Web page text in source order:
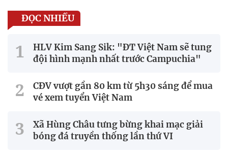
ĐỌC NHIỀU
HLV Kim Sang Sik: "ĐT Việt Nam sẽ tung
đội hình mạnh nhất trước Campuchia"
CĐV vượt gần 80 km từ 5h30 sáng để mua
vé xem tuyển Việt Nam
Xã Hùng Châu tưng bừng khai mạc giải
bóng đá truyền thống lần thứ VI